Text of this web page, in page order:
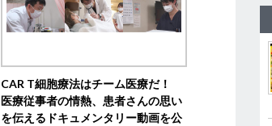
CAR T細胞療法はチーム医療だ！
医療従事者の情熱、患者さんの思い
を伝えるドキュメンタリー動画を公